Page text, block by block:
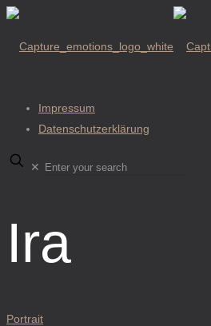
Impressum
Datenschutzerklärung
✕
Ira
Portrait